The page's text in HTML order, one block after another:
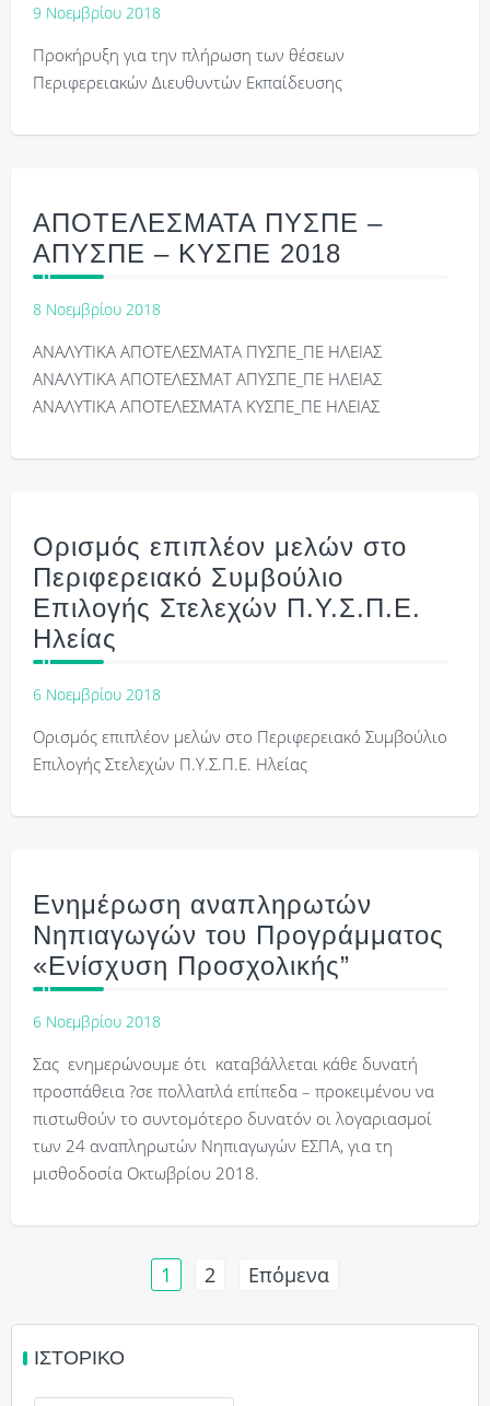
9 Νοεμβρίου 2018
Προκήρυξη για την πλήρωση των θέσεων
Περιφερειακών Διευθυντών Εκπαίδευσης
ΑΠΟΤΕΛΕΣΜΑΤΑ ΠΥΣΠΕ –
ΑΠΥΣΠΕ – ΚΥΣΠΕ 2018
8 Νοεμβρίου 2018
ΑΝΑΛΥΤΙΚΑ ΑΠΟΤΕΛΕΣΜΑΤΑ ΠΥΣΠΕ_ΠΕ ΗΛΕΙΑΣ
ΑΝΑΛΥΤΙΚΑ ΑΠΟΤΕΛΕΣΜΑΤ ΑΠΥΣΠΕ_ΠΕ ΗΛΕΙΑΣ
ΑΝΑΛΥΤΙΚΑ ΑΠΟΤΕΛΕΣΜΑΤΑ ΚΥΣΠΕ_ΠΕ ΗΛΕΙΑΣ
Ορισμός επιπλέον μελών στο
Περιφερειακό Συμβούλιο
Επιλογής Στελεχών Π.Υ.Σ.Π.Ε.
Ηλείας
6 Νοεμβρίου 2018
Ορισμός επιπλέον μελών στο Περιφερειακό Συμβούλιο
Επιλογής Στελεχών Π.Υ.Σ.Π.Ε. Ηλείας
Ενημέρωση αναπληρωτών
Νηπιαγωγών του Προγράμματος
«Ενίσχυση Προσχολικής”
6 Νοεμβρίου 2018
Σας ενημερώνουμε ότι καταβάλλεται κάθε δυνατή
προσπάθεια ?σε πολλαπλά επίπεδα – προκειμένου να
πιστωθούν το συντομότερο δυνατόν οι λογαριασμοί
των 24 αναπληρωτών Νηπιαγωγών ΕΣΠΑ, για τη
μισθοδοσία Οκτωβρίου 2018.
Σελιδοποίηση
1 2 Επόμενα
ΙΣΤΟΡΙΚΌ